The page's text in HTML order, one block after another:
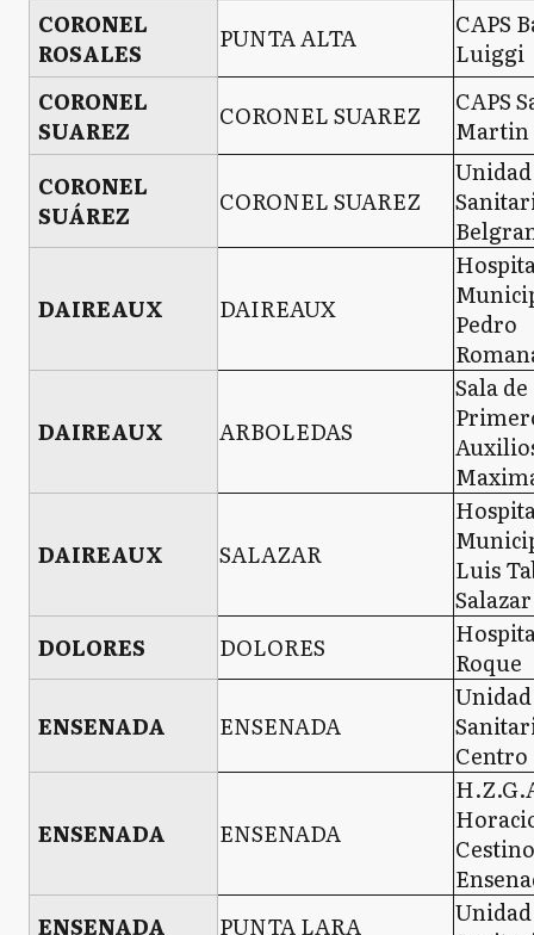
CORONEL
ROSALES
PUNTA ALTA
CAPS
Luiggi
CORONEL
SUAREZ
CORONEL SUAREZ
CAPS
Martin
CORONEL
SUÁREZ
CORONEL SUAREZ
Unidad
DAIREAUX DAIREAUX
Pedro
DAIREAUX ARBOLEDAS
Sala de
DAIREAUX SALAZAR
Luis
Salazar
DOLORES
DOLORES
Roque
ENSENADA
ENSENADA
Unidad
Centro
ENSENADA ENSENADA
ENSENADA
PUNTA LARA
Unidad